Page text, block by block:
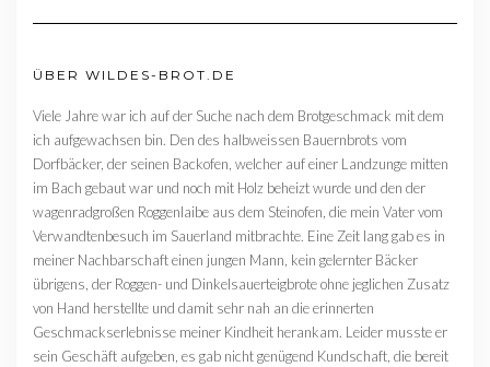
ÜBER WILDES-BROT.DE
Viele Jahre war ich auf der Suche nach dem Brotgeschmack mit dem
ich aufgewachsen bin. Den des halbweissen Bauernbrots vom
Dorfbäcker, der seinen Backofen, welcher auf einer Landzunge mitten
im Bach gebaut war und noch mit Holz beheizt wurde und den der
wagenradgroßen Roggenlaibe aus dem Steinofen, die mein Vater vom
Verwandtenbesuch im Sauerland mitbrachte. Eine Zeit lang gab es in
meiner Nachbarschaft einen jungen Mann, kein gelernter Bäcker
übrigens, der Roggen- und Dinkelsauerteigbrote ohne jeglichen Zusatz
von Hand herstellte und damit sehr nah an die erinnerten
Geschmackserlebnisse meiner Kindheit herankam. Leider musste er
sein Geschäft aufgeben, es gab nicht genügend Kundschaft, die bereit